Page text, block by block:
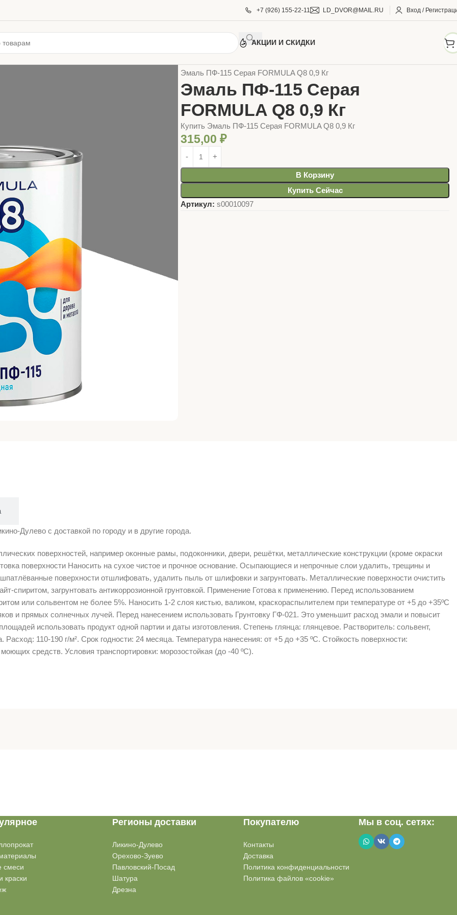
+7 (926) 155-22-11 LD_DVOR@MAIL.RU Вход /
АКЦИИ И СКИДКИ
Эмаль ПФ-115 Серая FORMULA Q8 0,9 Кг
Эмаль ПФ-115 Серая
FORMULA Q8 0,9 Кг
Купить Эмаль ПФ-115 Серая FORMULA Q8 0,9 Кг
315,00₽
В Корзину
Купить Сейчас
Артикул:s00010097
Дулево с доставкой по городу и в другие города.
поверхностей, например оконные рамы, подоконники, двери, решётки, металлические конструкции (кроме окраски
поверхности Наносить на сухое чистое и прочное основание. Осыпающиеся и непрочные слои удалить, трещины и
поверхности отшлифовать, удалить пыль от шлифовки и загрунтовать. Металлические поверхности очистить
спиритом, загрунтовать антикоррозионной грунтовкой. Применение Готова к применению. Перед использованием
или сольвентом не более 5%. Наносить 1-2 слоя кистью, валиком, краскораспылителем при температуре от +5 до +35ºС
и прямых солнечных лучей. Перед нанесением использовать Грунтовку ГФ-021. Это уменьшит расход эмали и повысит
использовать продукт одной партии и даты изготовления. Степень глянца: глянцевое. Растворитель: сольвент,
110-190 г/м². Срок годности: 24 месяца. Температура нанесения: от +5 до +35 ºС. Стойкость поверхности:
средств. Условия транспортировки: морозостойкая (до -40 ºС).
смеси
краски
Регионы доставки
Ликино-Дулево
Орехово-Зуево
Павловский-Посад
Шатура
Дрезна
Покупателю
Контакты
Доставка
Политика конфиденциальности
Политика файлов «cookie»
Мы в соц. сетях: